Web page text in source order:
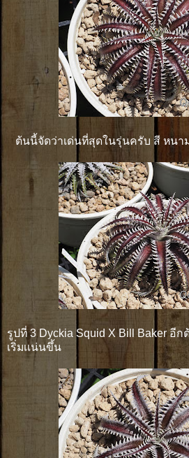
ต้นนี้จัดว่าเด่นที่สุดในรุ่นครับ สี หนา
รูปที่ 3 Dyckia Squid X Bill Baker อี
เริ่มเเน่นขึ้น